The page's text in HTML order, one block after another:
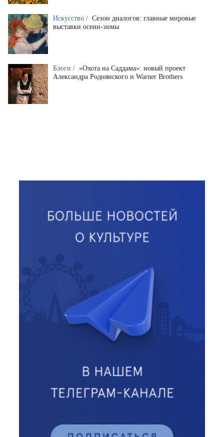
Искусство / Сезон диалогов: главные мировые
выставки осени-зимы
Блоги / «Охота на Саддама»: новый проект
Александра Роднянского и Warner Brothers